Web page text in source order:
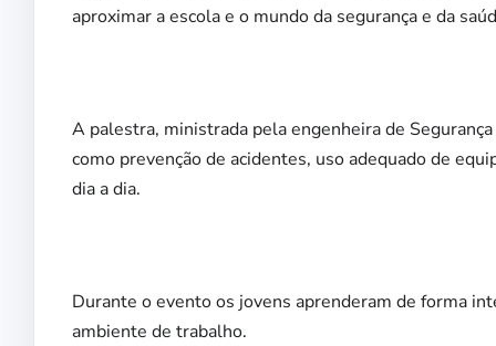
aproximar a escola e o mundo da segurança e da
A palestra, ministrada pela engenheira de
como prevenção de acidentes, uso adequado de
dia a dia.
Durante o evento os jovens aprenderam de forma
ambiente de trabalho.